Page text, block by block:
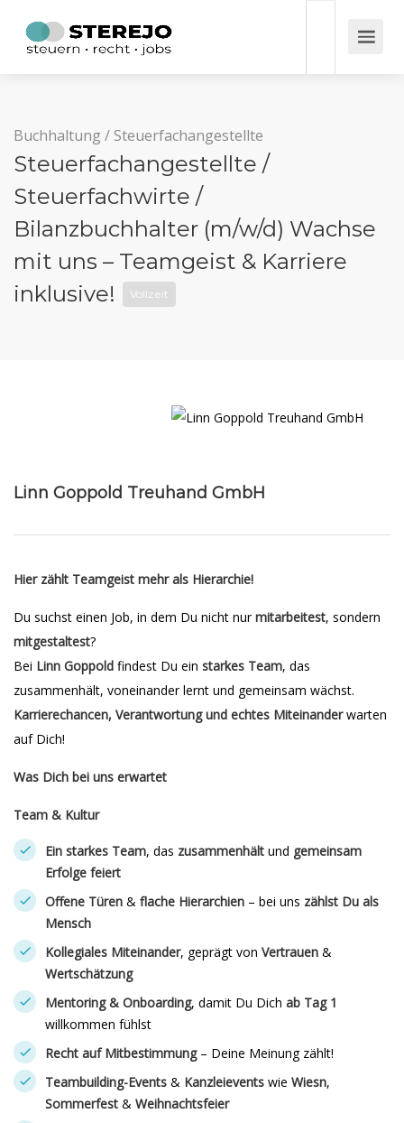
Buchhaltung / Steuerfachangestellte
Steuerfachangestellte /
Steuerfachwirte /
Bilanzbuchhalter (m/w/d) Wachse
mit uns – Teamgeist & Karriere
inklusive!
Vollzeit
Linn Goppold Treuhand GmbH
Hier zählt Teamgeist mehr als Hierarchie!
Du suchst einen Job, in dem Du nicht nurmitarbeitest, sondern
mitgestaltest?
Bei Linn Goppold findest Du ein starkes Team, das
zusammenhält, voneinander lernt und gemeinsam wächst.
Karrierechancen, Verantwortung und echtes Miteinanderwarten
auf Dich!
Was Dich bei uns erwartet
Team & Kultur
Ein starkes Team, das zusammenhält und gemeinsam
Erfolge feiert
Offene Türen & flache Hierarchien – bei uns zählst Du als
Mensch
Kollegiales Miteinander, geprägt von Vertrauen &
Wertschätzung
Mentoring & Onboarding, damit Du Dich ab Tag 1
willkommen fühlst
Recht auf Mitbestimmung– Deine Meinung zählt!
Teambuilding-Events & Kanzleievents wie Wiesn,
Sommerfest & Weihnachtsfeier